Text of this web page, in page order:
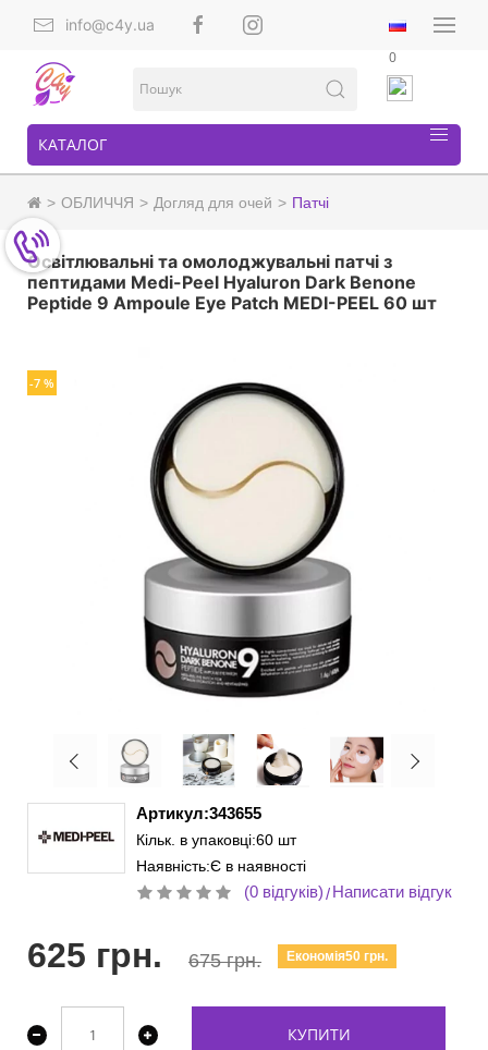
info@c4y.ua
0
КАТАЛОГ
ОБЛИЧЧЯ Догляд для очей Патчі
Освітлювальні та омолоджувальні патчі з
пептидами Medi-Peel Hyaluron Dark Benone
Peptide 9 Ampoule Eye Patch MEDI-PEEL 60 шт
-7 %
Артикул:343655
Кільк. в упаковці:60 шт
Наявність:Є в наявності
(0 відгуків)/Написати відгук
625 грн. 675 грн. Економія50 грн.
КУПИТИ